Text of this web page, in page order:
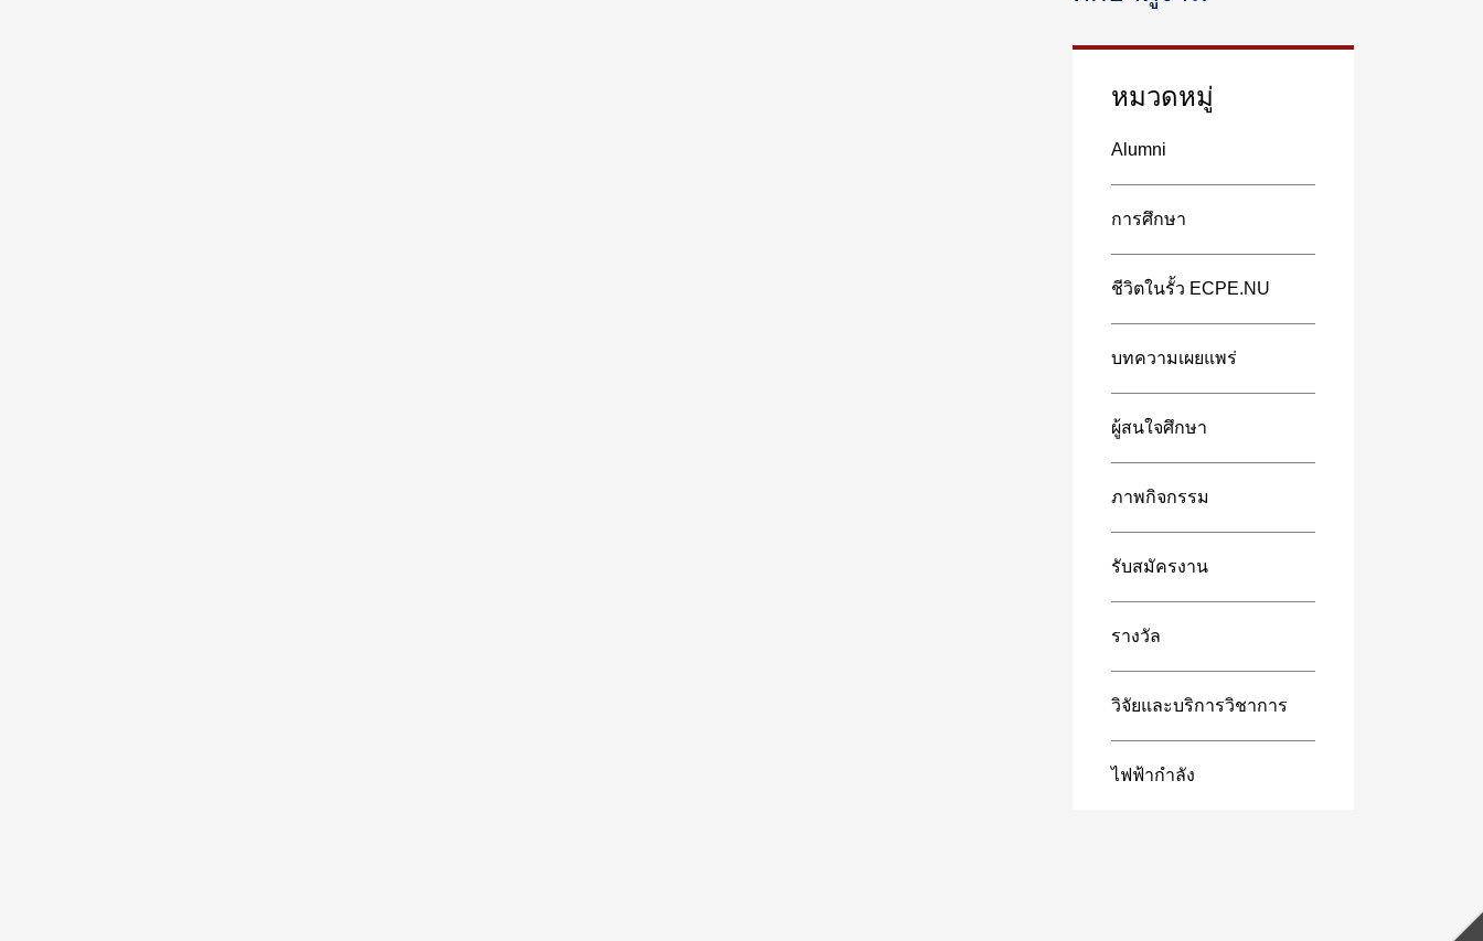
หมวดหมู่
Alumni
การศึกษา
ชีวิตในรั้ว ECPE.NU
บทความเผยแพร่
ผู้สนใจศึกษา
ภาพกิจกรรม
รับสมัครงาน
รางวัล
วิจัยและบริการวิชาการ
ไฟฟ้ากำลัง